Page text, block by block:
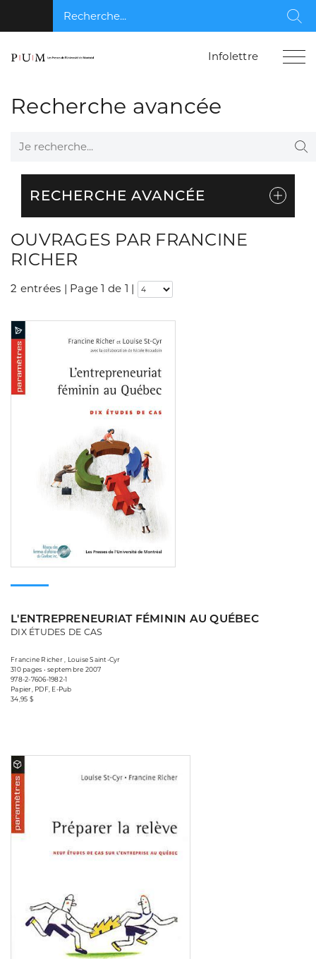
Recherche...
Infolettre
Recherche avancée
Je recherche...
RECHERCHE AVANCÉE
OUVRAGES PAR FRANCINE
RICHER
2 entrées | Page 1 de 1 |
L'ENTREPRENEURIAT FÉMININ AU QUÉBEC
DIX ÉTUDES DE CAS
Francine Richer , Louise Saint-Cyr
310 pages • septembre 2007
978-2-7606-1982-1
Papier, PDF, E-Pub
34,95 $